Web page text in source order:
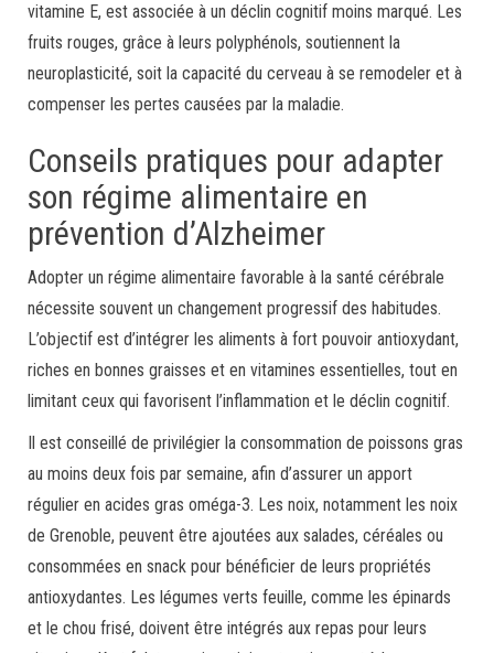
vitamine E, est associée à un déclin cognitif moins marqué. Les
fruits rouges, grâce à leurs polyphénols, soutiennent la
neuroplasticité, soit la capacité du cerveau à se remodeler et à
compenser les pertes causées par la maladie.
Conseils pratiques pour adapter
son régime alimentaire en
prévention d’Alzheimer
Adopter un régime alimentaire favorable à la santé cérébrale
nécessite souvent un changement progressif des habitudes.
L’objectif est d’intégrer les aliments à fort pouvoir antioxydant,
riches en bonnes graisses et en vitamines essentielles, tout en
limitant ceux qui favorisent l’inflammation et le déclin cognitif.
Il est conseillé de privilégier la consommation de poissons gras
au moins deux fois par semaine, afin d’assurer un apport
régulier en acides gras oméga-3. Les noix, notamment les noix
de Grenoble, peuvent être ajoutées aux salades, céréales ou
consommées en snack pour bénéficier de leurs propriétés
antioxydantes. Les légumes verts feuille, comme les épinards
et le chou frisé, doivent être intégrés aux repas pour leurs